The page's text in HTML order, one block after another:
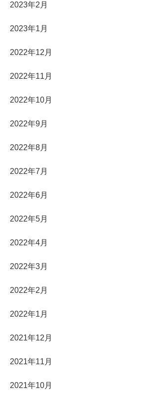
2023年2月
2023年1月
2022年12月
2022年11月
2022年10月
2022年9月
2022年8月
2022年7月
2022年6月
2022年5月
2022年4月
2022年3月
2022年2月
2022年1月
2021年12月
2021年11月
2021年10月